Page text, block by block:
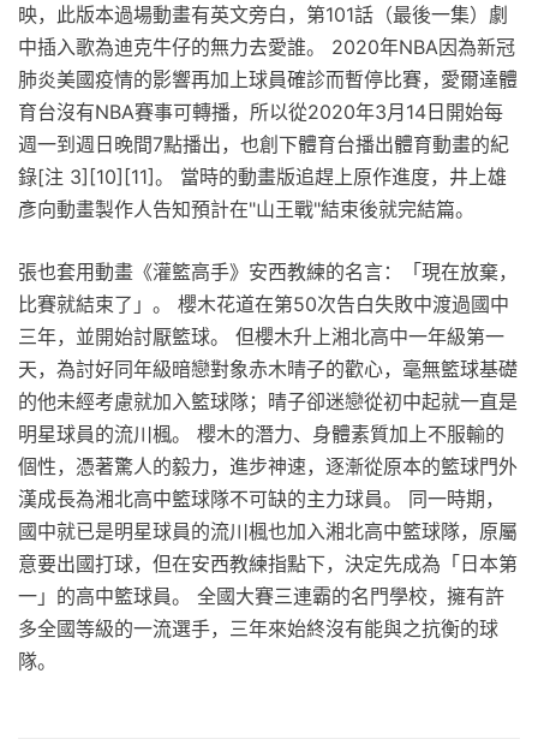
映，此版本過場動畫有英文旁白，第101話（最後一集）劇
中插入歌為迪克牛仔的無力去愛誰。 2020年NBA因為新冠
肺炎美國疫情的影響再加上球員確診而暫停比賽，愛爾達體
育台沒有NBA賽事可轉播，所以從2020年3月14日開始每
週一到週日晚間7點播出，也創下體育台播出體育動畫的紀
錄[注 3][10][11]。 當時的動畫版追趕上原作進度，井上雄
彥向動畫製作人告知預計在"山王戰"結束後就完結篇。
張也套用動畫《灌籃高手》安西教練的名言：「現在放棄，
比賽就結束了」。 櫻木花道在第50次告白失敗中渡過國中
三年，並開始討厭籃球。 但櫻木升上湘北高中一年級第一
天，為討好同年級暗戀對象赤木晴子的歡心，毫無籃球基礎
的他未經考慮就加入籃球隊；晴子卻迷戀從初中起就一直是
明星球員的流川楓。 櫻木的潛力、身體素質加上不服輸的
個性，憑著驚人的毅力，進步神速，逐漸從原本的籃球門外
漢成長為湘北高中籃球隊不可缺的主力球員。 同一時期，
國中就已是明星球員的流川楓也加入湘北高中籃球隊，原屬
意要出國打球，但在安西教練指點下，決定先成為「日本第
一」的高中籃球員。 全國大賽三連霸的名門學校，擁有許
多全國等級的一流選手，三年來始終沒有能與之抗衡的球
隊。